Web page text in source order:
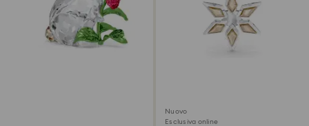
Nuovo
Esclusiva online